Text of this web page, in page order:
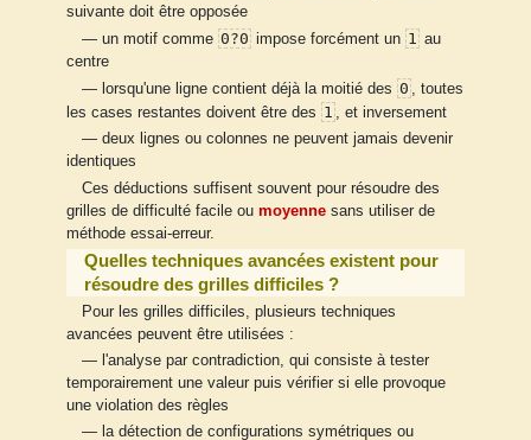
suivante doit être opposée
— un motif comme 0?0impose forcément un 1au
centre
— lorsqu'une ligne contient déjà la moitié des 0, toutes
les cases restantes doivent être des 1 , et inversement
— deux lignes ou colonnes ne peuvent jamais devenir
identiques
Ces déductions suffisent souvent pour résoudre des
grilles de difficulté facile ou moyenne sans utiliser de
méthode essai-erreur.
Quelles techniques avancées existent pour
résoudre des grilles difficiles ?
Pour les grilles difficiles, plusieurs techniques
avancées peuvent être utilisées :
— l'analyse par contradiction, qui consiste à tester
temporairement une valeur puis vérifier si elle provoque
une violation des règles
— la détection de configurations symétriques ou